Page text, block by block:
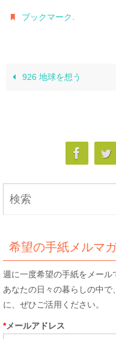
ブックマーク.
926 地球を想う
希望の手紙メルマ
週に一度希望の手紙をメール
あなたの日々の暮らしの中
に、ぜひご活用ください。
*メールアドレス